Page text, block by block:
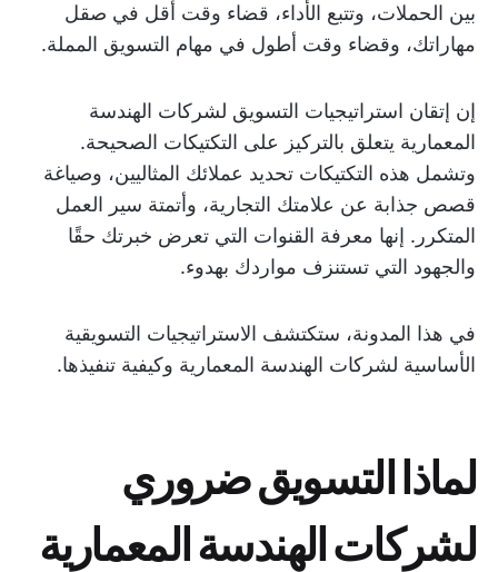
بين الحملات، وتتبع الأداء، قضاء وقت أقل في صقل
مهاراتك، وقضاء وقت أطول في مهام التسويق المملة.
إن إتقان استراتيجيات التسويق لشركات الهندسة
المعمارية يتعلق بالتركيز على التكتيكات الصحيحة.
وتشمل هذه التكتيكات تحديد عملائك المثاليين، وصياغة
قصص جذابة عن علامتك التجارية، وأتمتة سير العمل
المتكرر. إنها معرفة القنوات التي تعرض خبرتك حقًا
والجهود التي تستنزف مواردك بهدوء.
في هذا المدونة، ستكتشف الاستراتيجيات التسويقية
الأساسية لشركات الهندسة المعمارية وكيفية تنفيذها.
لماذا التسويق ضروري
لشركات الهندسة المعمارية